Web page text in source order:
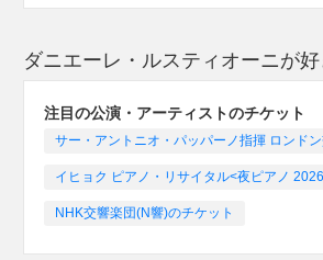
ダニエーレ・ルスティオーニが
注目の公演・アーティストのチケット
サー・アントニオ・パッパーノ指揮 ロンド
イヒョク ピアノ・リサイタル<夜ピアノ
NHK交響楽団(N響)のチケット